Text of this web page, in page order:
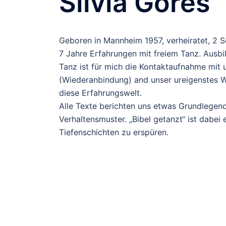
Geboren in Mannheim 1957, verheiratet, 2
7 Jahre Erfahrungen mit freiem Tanz.
Tanz ist für mich die Kontaktaufnahme
(Wiederanbindung) and unser ureigenstes
diese Erfahrungswelt.
Alle Texte berichten uns etwas
Verhaltensmuster. „Bibel getanzt“ ist
Tiefenschichten zu erspüren.